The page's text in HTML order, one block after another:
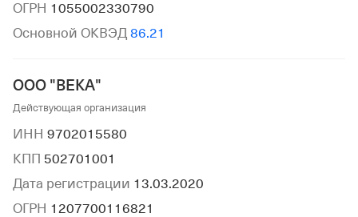
ОГРН 1055002330790
Основной ОКВЭД 86.21
ООО "ВЕКА"
Действующая организация
ИНН 9702015580
КПП 502701001
Дата регистрации 13.03.2020
ОГРН 1207700116821